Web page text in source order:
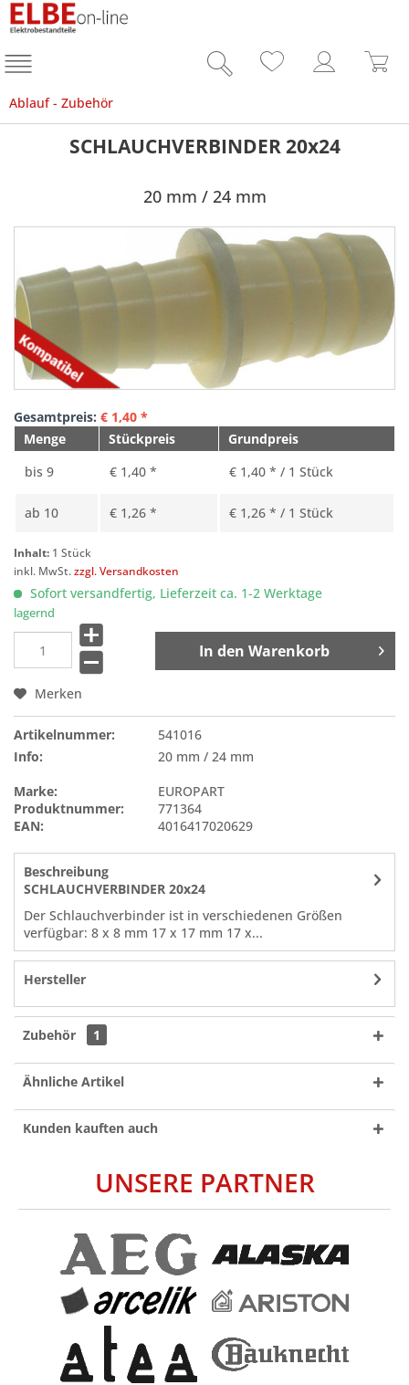
Ablauf - Zubehör
SCHLAUCHVERBINDER 20x24
20 mm / 24 mm
Gesamtpreis: € 1,40 *
Menge
Stückpreis
Grundpreis
bis 9 € 1,40 * € 1,40 * / 1 Stück
ab 10 € 1,26 * € 1,26 * / 1 Stück
Inhalt: 1 Stück
inkl. MwSt.zzgl. Versandkosten
Sofort versandfertig, Lieferzeit ca. 1-2 Werktage
lagernd
In den Warenkorb
Merken
Artikelnummer:
541016
Info:
20 mm / 24 mm
Marke:
EUROPART
Produktnummer:
771364
EAN:
4016417020629
Beschreibung
SCHLAUCHVERBINDER 20x24
Der Schlauchverbinder ist in verschiedenen Größen
verfügbar: 8 x 8 mm 17 x 17 mm 17 x...
Hersteller
Zubehör 1
Ähnliche Artikel
Kunden kauften auch
UNSERE PARTNER